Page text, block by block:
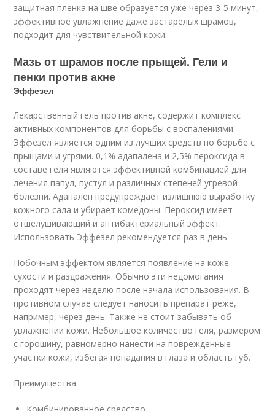
защитная пленка на шве образуется уже через 3-5 минут,
эффективное увлажнение даже застарелых шрамов,
подходит для чувствительной кожи.
Мазь от шрамов после прыщей. Гели и
пенки против акне
Эффезел
Лекарственный гель против акне, содержит комплекс
активных компонентов для борьбы с воспалениями.
Эффезел является одним из лучших средств по борьбе с
прыщами и угрями. 0,1% адапалена и 2,5% пероксида в
составе геля являются эффективной комбинацией для
лечения папул, пустул и различных степеней угревой
болезни. Адапален предупреждает излишнюю выработку
кожного сала и убирает комедоны. Пероксид имеет
отшелушивающий и антибактериальный эффект.
Использовать Эффезел рекомендуется раз в день.
Побочным эффектом является появление на коже
сухости и раздражения. Обычно эти недомогания
проходят через неделю после начала использования. В
противном случае следует наносить препарат реже,
например, через день. Также не стоит забывать об
увлажнении кожи. Небольшое количество геля, размером
с горошину, равномерно нанести на поврежденные
участки кожи, избегая попадания в глаза и область губ.
Преимущества